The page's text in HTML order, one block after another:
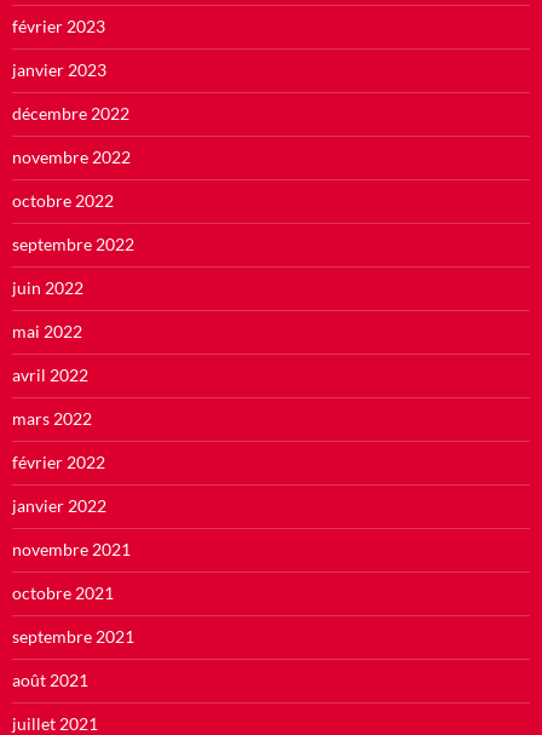
février 2023
janvier 2023
décembre 2022
novembre 2022
octobre 2022
septembre 2022
juin 2022
mai 2022
avril 2022
mars 2022
février 2022
janvier 2022
novembre 2021
octobre 2021
septembre 2021
août 2021
juillet 2021